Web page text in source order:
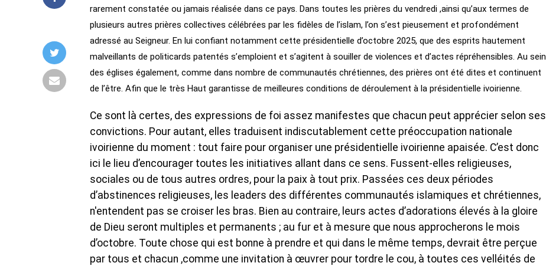
rarement constatée ou jamais réalisée dans ce pays. Dans toutes les prières du vendredi ,ainsi qu’aux termes de
plusieurs autres prières collectives célébrées par les fidèles de l’islam, l’on s’est pieusement et profondément
adressé au Seigneur. En lui confiant notamment cette présidentielle d’octobre 2025, que des esprits hautement
malveillants de politicards patentés s’emploient et s’agitent à souiller de violences et d’actes répréhensibles. Au sein
des églises également, comme dans nombre de communautés chrétiennes, des prières ont été dites et continuent
de l’être. Afin que le très Haut garantisse de meilleures conditions de déroulement à la présidentielle ivoirienne.
Ce sont là certes, des expressions de foi assez manifestes que chacun peut apprécier selon ses
convictions. Pour autant, elles traduisent indiscutablement cette préoccupation nationale
ivoirienne du moment : tout faire pour organiser une présidentielle ivoirienne apaisée. C’est donc
ici le lieu d’encourager toutes les initiatives allant dans ce sens. Fussent-elles religieuses,
sociales ou de tous autres ordres, pour la paix à tout prix. Passées ces deux périodes
d’abstinences religieuses, les leaders des différentes communautés islamiques et chrétiennes,
n'entendent pas se croiser les bras. Bien au contraire, leurs actes d’adorations élevés à la gloire
de Dieu seront multiples et permanents ; au fur et à mesure que nous approcherons le mois
d’octobre. Toute chose qui est bonne à prendre et qui dans le même temps, devrait être perçue
par tous et chacun ,comme une invitation à œuvrer pour tordre le cou, à toutes ces velléités de